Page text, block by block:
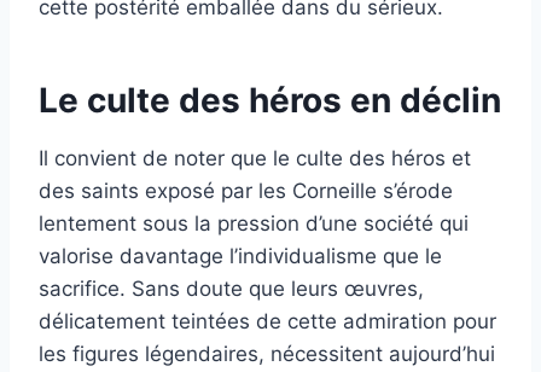
cette postérité emballée dans du sérieux.
Le culte des héros en déclin
Il convient de noter que le culte des héros et
des saints exposé par les Corneille s’érode
lentement sous la pression d’une société qui
valorise davantage l’individualisme que le
sacrifice. Sans doute que leurs œuvres,
délicatement teintées de cette admiration pour
les figures légendaires, nécessitent aujourd’hui